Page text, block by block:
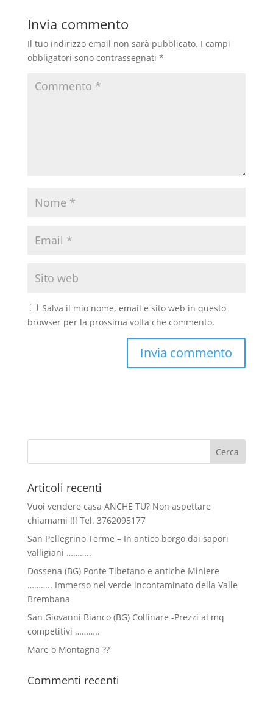
Invia commento
Il tuo indirizzo email non sarà pubblicato. I campi
obbligatori sono contrassegnati *
Salva il mio nome, email e sito web in questo
browser per la prossima volta che commento.
Articoli recenti
Vuoi vendere casa ANCHE TU? Non aspettare
chiamami !!! Tel. 3762095177
San Pellegrino Terme – In antico borgo dai sapori
valligiani ………..
Dossena (BG) Ponte Tibetano e antiche Miniere
……….. Immerso nel verde incontaminato della Valle
Brembana
San Giovanni Bianco (BG) Collinare -Prezzi al mq
competitivi ………..
Mare o Montagna ??
Commenti recenti